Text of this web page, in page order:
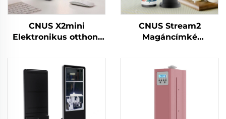
CNUS X2mini
Elektronikus otthoni
gép levegő illat olaj
okos illatdiffúzór gép
CNUS Stream2
Magáncímké
Csapdája 150 ml Flora
illatolaj Hideg köd
vezeték nélküli okos
WIFI vezérlés Aroma